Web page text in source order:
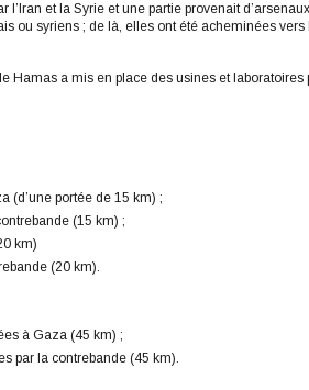
et la Syrie et une partie provenait
ou syriens ; de là, elles ont été acheminées
Hamas a mis en place des usines et laboratoires
(d’une portée de 15 km) ;
(15 km) ;
km)
(20 km).
à Gaza (45 km) ;
par la contrebande (45 km).